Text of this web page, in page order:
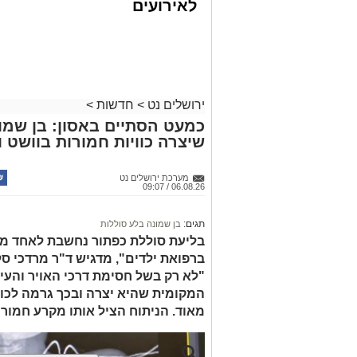
בפעילות בלשי תחנת לב הבירה שביצעו
החשודים הועברו לחקירה, ובית
לתאריך 6.8.26.
בפעילות נוספת של בלשי תחנת בית
בסחר בסמים, זוהו על פי החשד שתי
העיר ירושלים נעצרה והועברה להמשיך
מעצרם של החשודים הוארך בבית המשפט.
לאירועים
ירושלים נט > חדשות >
כמעט הסתיים באסון: בן
שיצרה כוויות חמורות בוושט
מערכת ירושלים נט
06.08.26 / 09:07
תגים: בן שמונה בלע סוללות
בליעת סוללת כפתור נחשבת לאחד
ברפואת ילדים", מדגיש ד"ר מרדכי
"לא רק בשל חסימת דרכי האויר
המקומית שהיא יצרה ובכך גרמה
מאוד. הניתוח הציל אותו מקרע